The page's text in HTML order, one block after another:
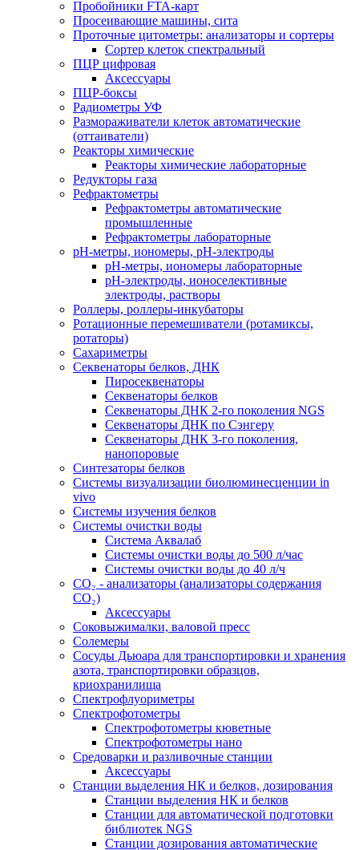
Пробойники FTA-карт
Просеивающие машины, сита
Проточные цитометры: анализаторы и сортеры
Сортер клеток спектральный
ПЦР цифровая
Аксессуары
ПЦР-боксы
Радиометры УФ
Размораживатели клеток автоматические
(оттаиватели)
Реакторы химические
Реакторы химические лабораторные
Редукторы газа
Рефрактометры
Рефрактометры автоматические
промышленные
Рефрактометры лабораторные
рН-метры, иономеры, рН-электроды
рН-метры, иономеры лабораторные
рН-электроды, ионоселективные
электроды, растворы
Роллеры, роллеры-инкубаторы
Ротационные перемешиватели (ротамиксы,
ротаторы)
Сахариметры
Секвенаторы белков, ДНК
Пиросеквенаторы
Секвенаторы белков
Секвенаторы ДНК 2-го поколения NGS
Секвенаторы ДНК по Сэнгеру
Секвенаторы ДНК 3-го поколения,
нанопоровые
Синтезаторы белков
Системы визуализации биолюминесценции in
vivo
Системы изучения белков
Системы очистки воды
Система Аквалаб
Системы очистки воды до 500 л/час
Системы очистки воды до 40 л/ч
СО₂ - анализаторы (анализаторы содержания
СО₂)
Аксессуары
Соковыжималки, валовой пресс
Солемеры
Сосуды Дьюара для транспортировки и хранения
азота, транспортировки образцов,
криохранилища
Спектрофлуориметры
Спектрофотометры
Спектрофотометры кюветные
Спектрофотометры нано
Средоварки и разливочные станции
Аксессуары
Станции выделения НК и белков, дозирования
Станции выделения НК и белков
Станции для автоматической подготовки
библиотек NGS
Станции дозирования автоматические